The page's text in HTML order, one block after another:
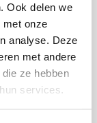
Ook delen we
met onze
analyse. Deze
met andere
ze hebben
services.